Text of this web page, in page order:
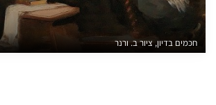
חכמים בדיון, ציור ב. ורנר